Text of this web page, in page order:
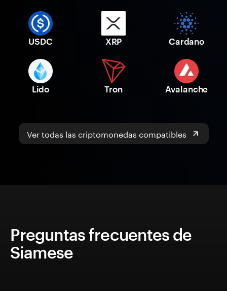
USDC XRP Cardano
Lido Tron Avalanche
Ver todas las criptomonedas compatibles
Preguntas frecuentes de
Siamese